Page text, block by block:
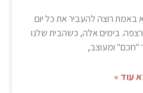
באמת רוצה להעביר את כל יום
בימים אלה, כשהבית שלנו
"חכם" ומעוצב,
עוד »